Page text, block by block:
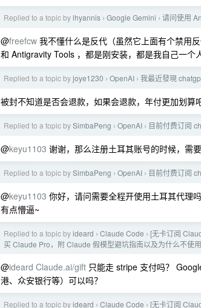
Replied to a topic by lhyannis › Google Gemini › 请问使用
@freefcw 我不懂什么是反代（虽然它上面有个禁用
和 Antigravity Tools ，都是刚安装，都是我自己一个
Replied to a topic byjoye1230 › OpenAI › 我最近發現
被封不知道是否会退款，如果会退款，年付更加划算
Replied to a topic bySimbaPeng › OpenAI › 目前付费订阅
@keyu1103 谢谢，那么注册土耳其账号的时候，需
Replied to a topic bySimbaPeng › OpenAI › 目前付费订阅
@keyu1103 你好，请问需要全程开使用土耳其代理
有点懵逼~
Replied to a topic byideard › Claude Code › [无卡订阅
买 Claude Pro，附 Claude 假模型避坑指南以及为什么不使
@ideard Claude.ai/gift 只能走 stripe 支付吗？
港、众安银行等）可以吗？
Replied to a topic byideard › Claude Code › [无卡订阅